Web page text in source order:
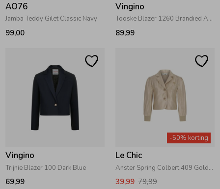
AO76
Jamba Teddy Gilet Classic Navy
99,00
Vingino
Tooske Blazer 1260 Brandied Apricot
89,99
Vingino
Trijnie Blazer 100 Dark Blue
69,99
-50% korting
Le Chic
Anster Spring Colbert 409 Golden Glow
39,99 79,99